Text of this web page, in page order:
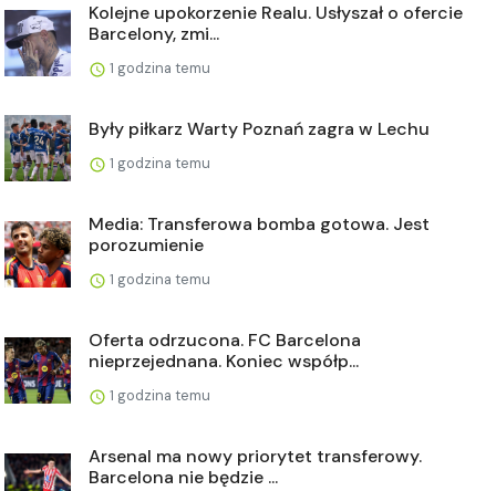
Kolejne upokorzenie Realu. Usłyszał o ofercie
Barcelony, zmi...
1 godzina temu
Były piłkarz Warty Poznań zagra w Lechu
1 godzina temu
Media: Transferowa bomba gotowa. Jest
porozumienie
1 godzina temu
Oferta odrzucona. FC Barcelona
nieprzejednana. Koniec współp...
1 godzina temu
Arsenal ma nowy priorytet transferowy.
Barcelona nie będzie ...